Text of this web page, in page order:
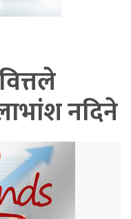
नदिने